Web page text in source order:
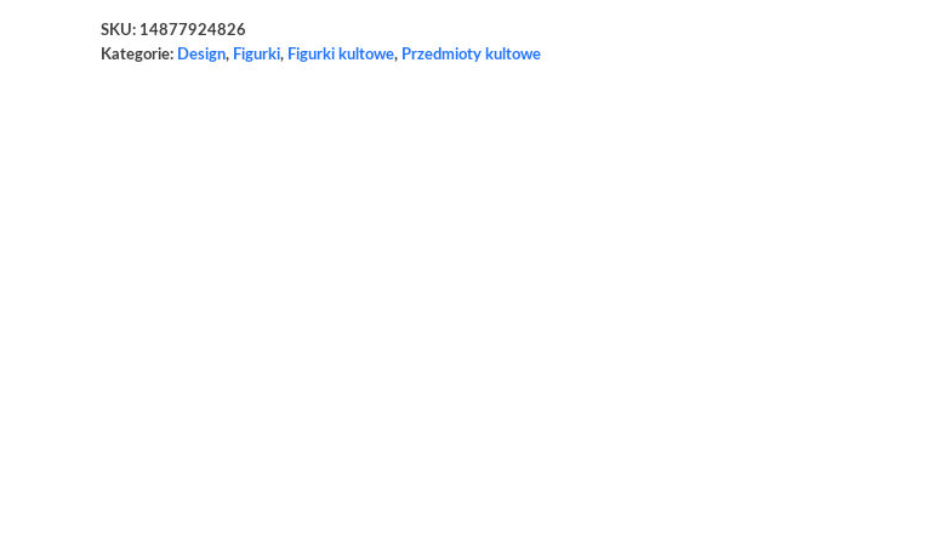
SKU: 14877924826
Kategorie: Design, Figurki, Figurki kultowe, Przedmioty kultowe